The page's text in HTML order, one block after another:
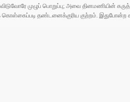
முழுப் பொறுப்பு; அவை தினமணியின்
தண்டனைக்குரிய குற்றம். இதுபோன்ற